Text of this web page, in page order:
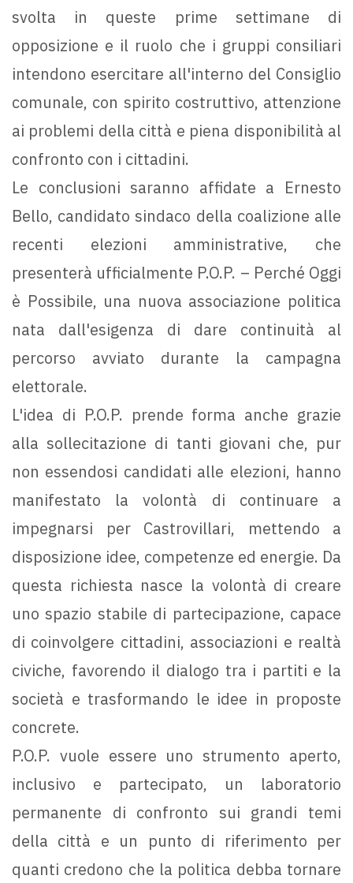
svolta in queste prime settimane di
opposizione e il ruolo che i gruppi consiliari
intendono esercitare all'interno del Consiglio
comunale, con spirito costruttivo, attenzione
ai problemi della città e piena disponibilità al
confronto con i cittadini.
Le conclusioni saranno affidate a Ernesto
Bello, candidato sindaco della coalizione alle
recenti elezioni amministrative, che
presenterà ufficialmente P.O.P. – Perché Oggi
è Possibile, una nuova associazione politica
nata dall'esigenza di dare continuità al
percorso avviato durante la campagna
elettorale.
L'idea di P.O.P. prende forma anche grazie
alla sollecitazione di tanti giovani che, pur
non essendosi candidati alle elezioni, hanno
manifestato la volontà di continuare a
impegnarsi per Castrovillari, mettendo a
disposizione idee, competenze ed energie. Da
questa richiesta nasce la volontà di creare
uno spazio stabile di partecipazione, capace
di coinvolgere cittadini, associazioni e realtà
civiche, favorendo il dialogo tra i partiti e la
società e trasformando le idee in proposte
concrete.
P.O.P. vuole essere uno strumento aperto,
inclusivo e partecipato, un laboratorio
permanente di confronto sui grandi temi
della città e un punto di riferimento per
quanti credono che la politica debba tornare